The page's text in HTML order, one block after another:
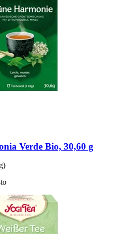
Verde Bio, 30,60 g